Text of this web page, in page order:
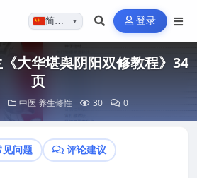
简体…▼ 登录
大华堪舆阴阳双修教程》34
页
中医 养生修性 30 0
见问题 评论建议